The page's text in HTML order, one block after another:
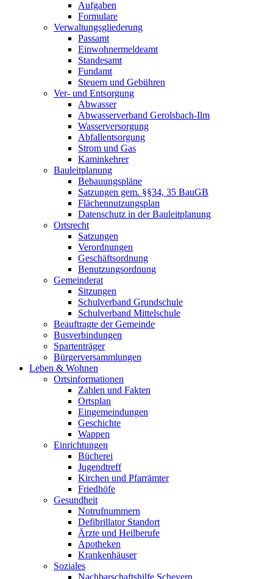
Aufgaben
Formulare
Verwaltungsgliederung
Passamt
Einwohnermeldeamt
Standesamt
Fundamt
Steuern und Gebühren
Ver- und Entsorgung
Abwasser
Abwasserverband Gerolsbach-Ilm
Wasserversorgung
Abfallentsorgung
Strom und Gas
Kaminkehrer
Bauleitplanung
Bebauungspläne
Satzungen gem. §§34, 35 BauGB
Flächennutzungsplan
Datenschutz in der Bauleitplanung
Ortsrecht
Satzungen
Verordnungen
Geschäftsordnung
Benutzungsordnung
Gemeinderat
Sitzungen
Schulverband Grundschule
Schulverband Mittelschule
Beauftragte der Gemeinde
Busverbindungen
Spartenträger
Bürgerversammlungen
Leben & Wohnen
Ortsinformationen
Zahlen und Fakten
Ortsplan
Eingemeindungen
Geschichte
Wappen
Einrichtungen
Bücherei
Jugendtreff
Kirchen und Pfarrämter
Friedhöfe
Gesundheit
Notrufnummern
Defibrillator Standort
Ärzte und Heilberufe
Apotheken
Krankenhäuser
Soziales
Nachbarschaftshilfe Scheyern